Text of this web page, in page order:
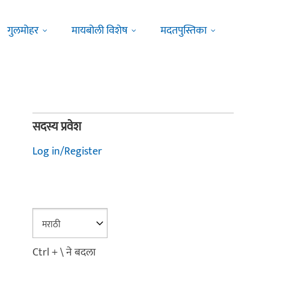
गुलमोहर मायबोली विशेष मदतपुस्तिका
सदस्य प्रवेश
Log in/Register
Ctrl + \ ने बदला